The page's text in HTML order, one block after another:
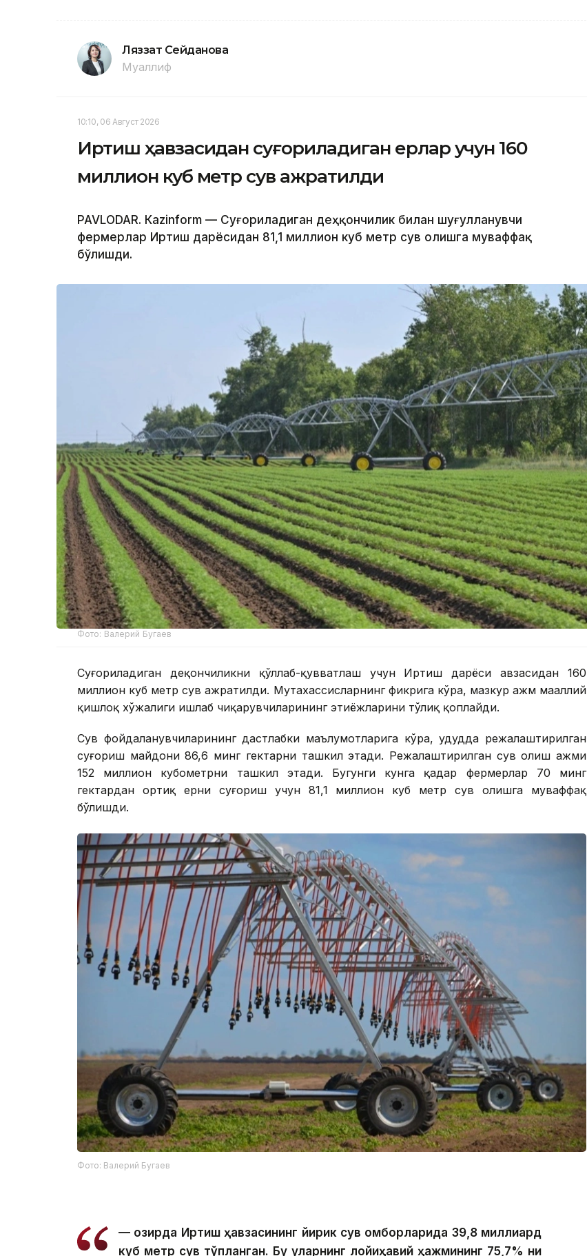
Ляззат Сейданова
Муаллиф
10:10, 06 Август 2026
Иртиш ҳавзасидан суғориладиган ерлар учун 160
миллион куб метр сув ажратилди
PAVLODAR. Кazinform — Суғориладиган деҳқончилик билан шуғулланувчи
фермерлар Иртиш дарёсидан 81,1 миллион куб метр сув олишга муваффақ
бўлишди.
Фото: Валерий Бугаев
Суғориладиган деҳқончиликни қўллаб-қувватлаш учун Иртиш дарёси ҳавзасидан 160
миллион куб метр сув ажратилди. Мутахассисларнинг фикрига кўра, мазкур ҳажм маҳаллий
қишлоқ хўжалиги ишлаб чиқарувчиларининг эҳтиёжларини тўлиқ қоплайди.
Сув фойдаланувчиларининг дастлабки маълумотларига кўра, ҳудудда режалаштирилган
суғориш майдони 86,6 минг гектарни ташкил этади. Режалаштирилган сув олиш ҳажми
152 миллион кубометрни ташкил этади. Бугунги кунга қадар фермерлар 70 минг
гектардан ортиқ ерни суғориш учун 81,1 миллион куб метр сув олишга муваффақ
бўлишди.
Фото: Валерий Бугаев
— Ҳозирда Иртиш ҳавзасининг йирик сув омборларида 39,8 миллиард
куб метр сув тўпланган. Бу уларнинг лойиҳавий ҳажмининг 75,7% ни